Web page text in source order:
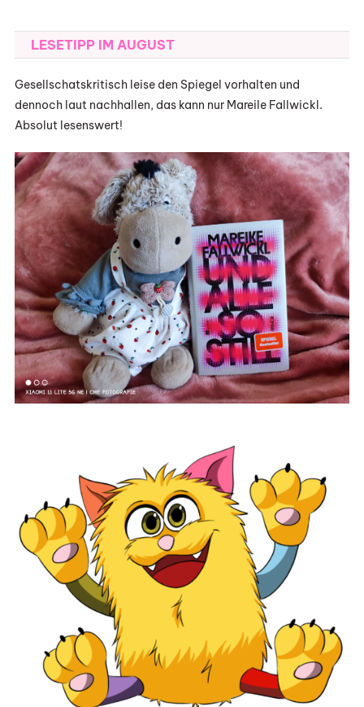
LESETIPP IM AUGUST
Gesellschatskritisch leise den Spiegel vorhalten und
dennoch laut nachhallen, das kann nur Mareile Fallwickl.
Absolut lesenswert!